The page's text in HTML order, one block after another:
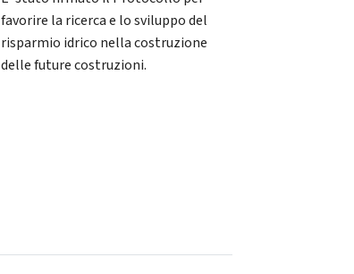
favorire la ricerca e lo sviluppo del
risparmio idrico nella costruzione
delle future costruzioni.